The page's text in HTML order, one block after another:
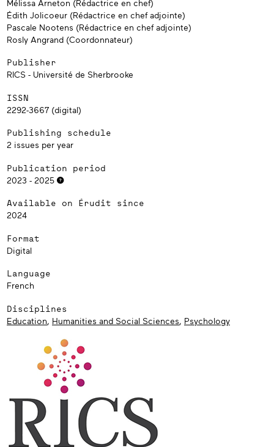
Mélissa Arneton (Rédactrice en chef)
Édith Jolicoeur (Rédactrice en chef adjointe)
Pascale Nootens (Rédactrice en chef adjointe)
Rosly Angrand (Coordonnateur)
Publisher
RICS - Université de Sherbrooke
ISSN
2292-3667 (digital)
Publishing schedule
2 issues per year
Publication period
2023 - 2025
Available on Érudit since
2024
Format
Digital
Language
French
Disciplines
Education, Humanities and Social Sciences, Psychology